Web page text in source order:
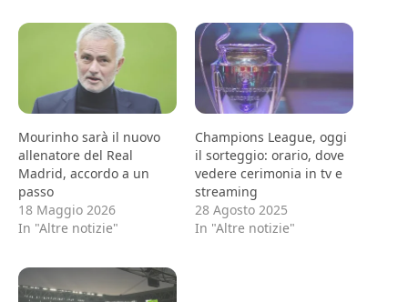
Mourinho sarà il nuovo
allenatore del Real
Madrid, accordo a un
passo
18 Maggio 2026
In "Altre notizie"
Champions League, oggi
il sorteggio: orario, dove
vedere cerimonia in tv e
streaming
28 Agosto 2025
In "Altre notizie"